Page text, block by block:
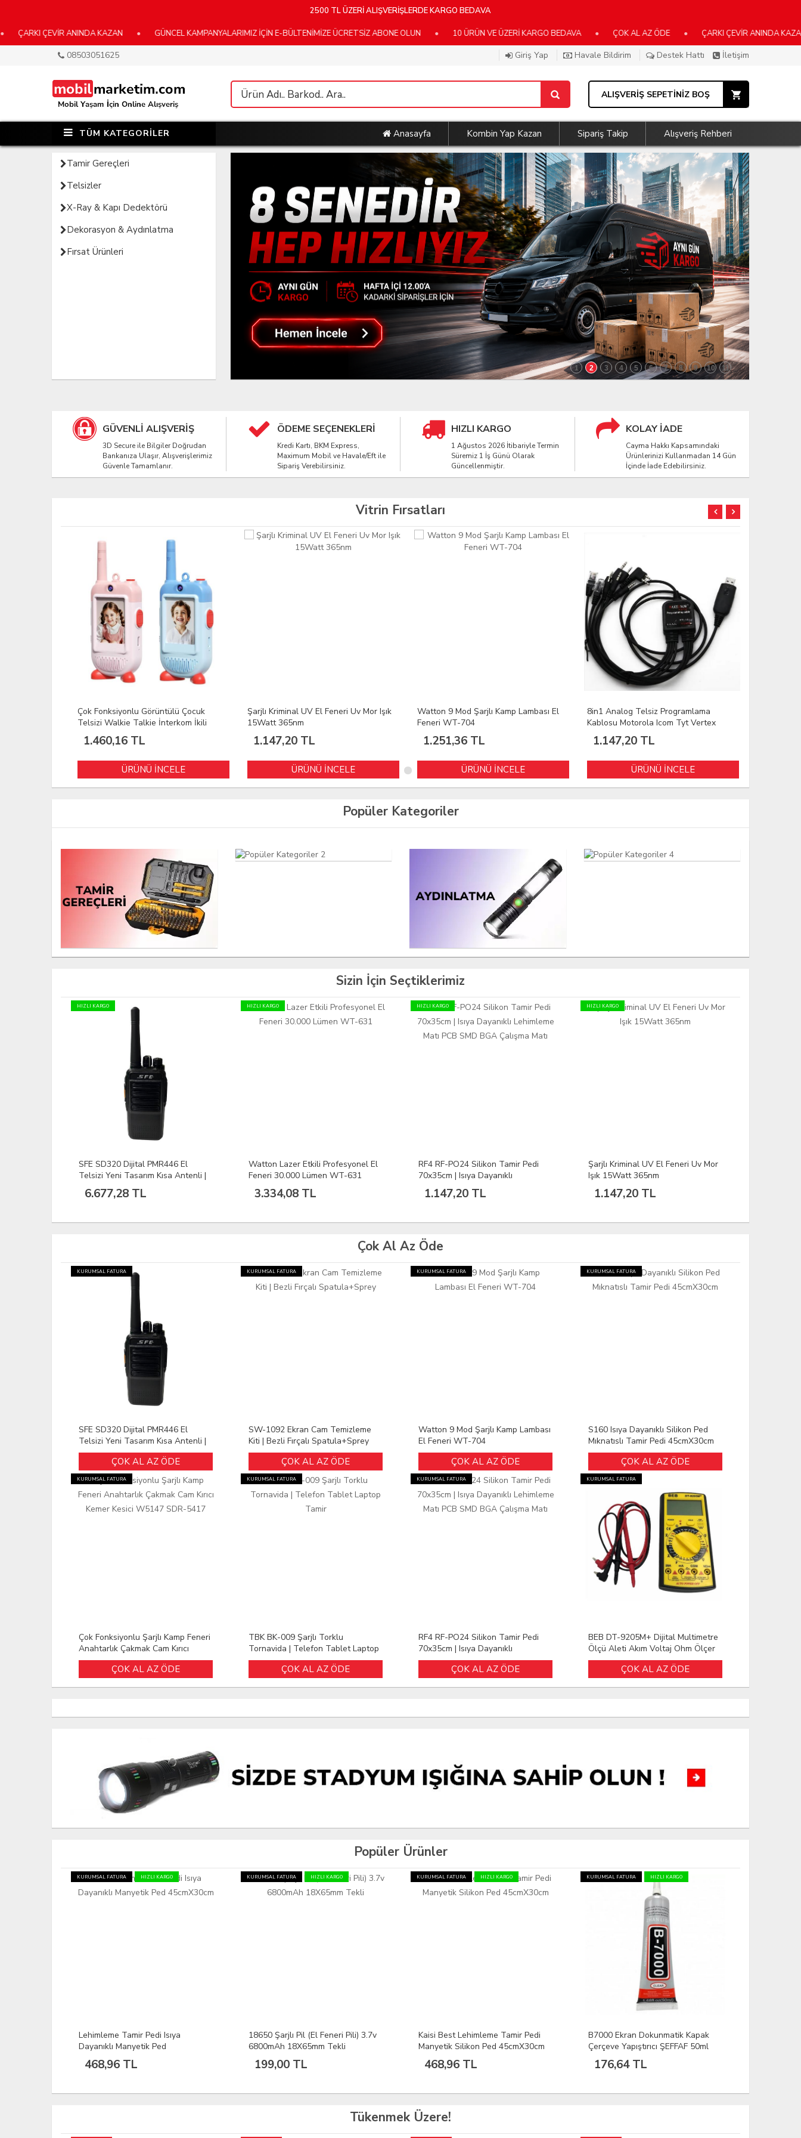
2500 TL ÜZERİ ALIŞVERİŞLERDE KARGO BEDAVA
ANINDA KAZAN • GÜNCEL KAMPANYALARIMIZ İÇİN E-BÜLTENİMİZE ÜCRETSİZ ABONE OLUN • 10 ÜRÜN VE ÜZERİ KARGO BEDAVA • ÇOK AL AZ ÖDE • ÇARKI ÇEVİR ANINDA KAZAN •
08503051625 Giriş Yap Havale Bildirim Destek Hattı İletişim
ALIŞVERİŞ SEPETİNİZ BOŞ
TÜM KATEGORİLER
Tamir Gereçleri
Telsizler
X-Ray & Kapı Dedektörü
Dekorasyon & Aydınlatma
Fırsat Ürünleri
Anasayfa Kombin Yap Kazan Sipariş Takip Alışveriş Rehberi
1 2 3 4 5 6 7 8 9 10 11
GÜVENLİ ALIŞVERİŞ
3D Secure ile Bilgiler Doğrudan
Bankanıza Ulaşır, Alışverişlerimiz
Güvenle Tamamlanır.
ÖDEME SEÇENEKLERİ
Kredi Kartı, BKM Express,
Maximum Mobil ve Havale/Eft ile
Sipariş Verebilirsiniz.
HIZLI KARGO
1 Ağustos 2026 İtibariyle Termin
Süremiz 1 İş Günü Olarak
Güncellenmiştir.
KOLAY İADE
Cayma Hakkı Kapsamındaki
Ürünlerinizi Kullanmadan 14 Gün
İçinde İade Edebilirsiniz.
Vitrin Fırsatları
Çok Fonksiyonlu Görüntülü Çocuk
Telsizi Walkie Talkie İnterkom İkili
Paket1.460,16 TL
ÜRÜNÜ İNCELE
Şarjlı Kriminal UV El Feneri Uv Mor Işık
15Watt 365nm
1.147,20 TL
ÜRÜNÜ İNCELE
Watton 9 Mod Şarjlı Kamp Lambası El
Feneri WT-704
1.251,36 TL
ÜRÜNÜ İNCELE
8in1 Analog Telsiz Programlama
Kablosu Motorola Icom Tyt Vertex
1.147,20 TL
ÜRÜNÜ İNCELE
Popüler Kategoriler
Sizin İçin Seçtiklerimiz
HIZLI KARGO
SFE SD320 Dijital PMR446 El
Telsizi Yeni Tasarım Kısa Antenli |
Şarjlı Profesyonel Haberleşme
Cihazı
6.677,28 TL
HIZLI KARGO
Watton Lazer Etkili Profesyonel El
Feneri 30.000 Lümen WT-631
3.334,08 TL
HIZLI KARGO
RF4 RF-PO24 Silikon Tamir Pedi
70x35cm | Isıya Dayanıklı
Lehimleme Matı PCB SMD BGA
Çalışma Matı
1.147,20 TL
HIZLI KARGO
Şarjlı Kriminal UV El Feneri Uv Mor
Işık 15Watt 365nm
1.147,20 TL
Çok Al Az Öde
KURUMSAL FATURA
SFE SD320 Dijital PMR446 El
Telsizi Yeni Tasarım Kısa Antenli |
Şarjlı Profesyonel Haberleşme
ÇOK AL AZ ÖDE
KURUMSAL FATURA
SW-1092 Ekran Cam Temizleme
Kiti | Bezli Fırçalı Spatula+Sprey
ÇOK AL AZ ÖDE
KURUMSAL FATURA
Watton 9 Mod Şarjlı Kamp Lambası
El Feneri WT-704
ÇOK AL AZ ÖDE
KURUMSAL FATURA
S160 Isıya Dayanıklı Silikon Ped
Mıknatıslı Tamir Pedi 45cmX30cm
ÇOK AL AZ ÖDE
KURUMSAL FATURA
Çok Fonksiyonlu Şarjlı Kamp Feneri
Anahtarlık Çakmak Cam Kırıcı
Kemer Kesici W5147 SDR-5417
ÇOK AL AZ ÖDE
KURUMSAL FATURA
TBK BK-009 Şarjlı Torklu
Tornavida | Telefon Tablet Laptop
Tamir
ÇOK AL AZ ÖDE
KURUMSAL FATURA
RF4 RF-PO24 Silikon Tamir Pedi
70x35cm | Isıya Dayanıklı
Lehimleme Matı PCB SMD BGA
Çalışma MatıÇOK AL AZ ÖDE
KURUMSAL FATURA
BEB DT-9205M+ Dijital Multimetre
Ölçü Aleti Akım Voltaj Ohm Ölçer
ÇOK AL AZ ÖDE
Popüler Ürünler
KURUMSAL FATURA HIZLI KARGO
Lehimleme Tamir Pedi Isıya
Dayanıklı Manyetik Ped
45cmX30cm
468,96 TL
KURUMSAL FATURA HIZLI KARGO
18650 Şarjlı Pil (El Feneri Pili) 3.7v
6800mAh 18X65mm Tekli
199,00 TL
KURUMSAL FATURA HIZLI KARGO
Kaisi Best Lehimleme Tamir Pedi
Manyetik Silikon Ped 45cmX30cm
468,96 TL
KURUMSAL FATURA HIZLI KARGO
B7000 Ekran Dokunmatik Kapak
Çerçeve Yapıştırıcı ŞEFFAF 50ml
176,64 TL
Tükenmek Üzere!